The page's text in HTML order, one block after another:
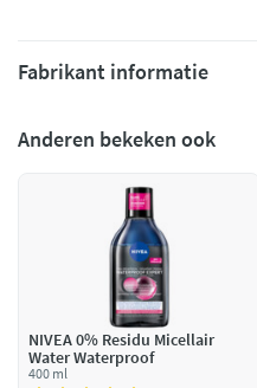
Fabrikant informatie
Anderen bekeken ook
NIVEA 0% Residu Micellair
Water Waterproof
400 ml